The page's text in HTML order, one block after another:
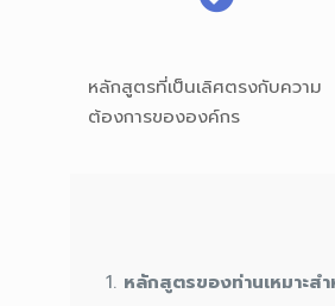
หลักสูตรที่เป็นเลิศตรงกับความ
ต้องการขององค์กร
หลักสูตรของท่านเหมาะส